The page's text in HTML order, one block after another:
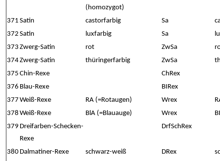
(homozygot)
371 Satin castorfarbig Sa
372 Satin luxfarbig Sa
373 Zwerg-Satin rot ZwSa
374Zwerg-Satin thüringerfarbig ZwSa
375 Chin-Rexe
ChRex
376 Blau-Rexe
BIRex
377 Weiß-Rexe RA (=Rotaugen) Wrex
378 Weiß-Rexe BlA (=Blauauge) Wrex
379 Dreifarben-Schecken-
Rexe
DrfSchRex
380 Dalmatiner-Rexe schwarz-weiß DRex